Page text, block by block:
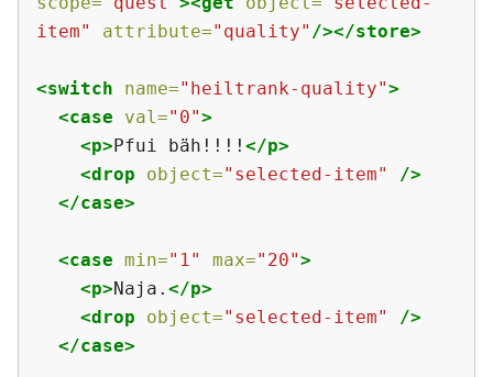
item"
attribute="quality" /></store>
<switch name="heiltrank-quality">
<case
val="0">
<p>Pfui bäh!!!! </p>
<drop
object="selected-item"
/>
</case>
<case min="1" max="20">
<p>Naja. </p>
<drop
object="selected-item"
/>
</case>